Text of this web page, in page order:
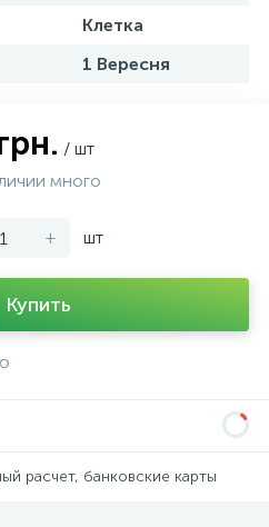
Клетка
1 Вересня
/ шт
много
+ шт
Купить
расчет, банковские карты